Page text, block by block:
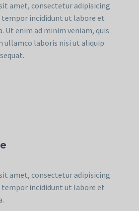
amet, consectetur adipisicing
tempor incididunt ut labore et
Ut enim ad minim veniam, quis
ullamco laboris nisi ut aliquip
amet, consectetur adipisicing
tempor incididunt ut labore et